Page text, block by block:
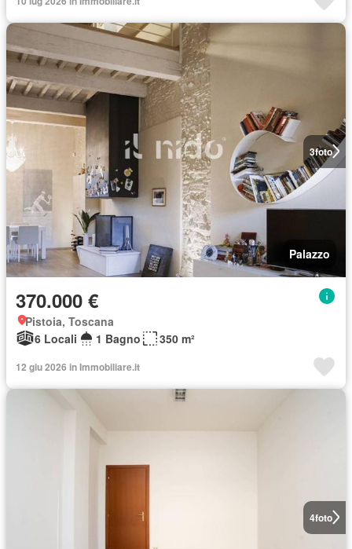
3foto
Palazzo
370.000 €
Pistoia, Toscana
6 Locali
1 Bagno 350 m²
12 giu 2026 in Immobiliare.it
4foto